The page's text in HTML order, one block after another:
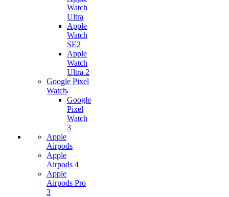
Watch
Ultra
Apple
Watch
SE2
Apple
Watch
Ultra 2
Google Pixel
Watch
Google
Pixel
Watch
3
Apple
Airpods
Apple
Airpods 4
Apple
Airpods Pro
3